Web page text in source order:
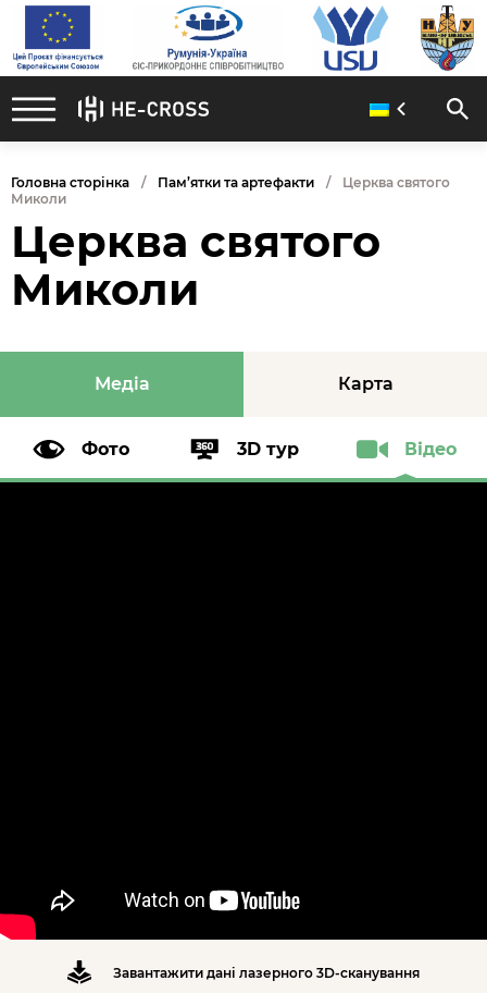
Головна сторінка Пам’ятки та артефакти
Церква святого
Миколи
Церква святого
Миколи
Медіа Карта
Фото 3D тур Відео
Завантажити дані лазерного 3D-сканування